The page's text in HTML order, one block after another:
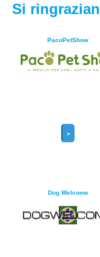
Si
PacoPetShow
>
Dog Welcome